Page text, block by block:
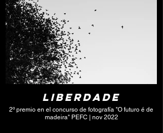
Liberdade
2º premio en el concurso de fotografía "O futuro é de
madeira" PEFC | nov 2022